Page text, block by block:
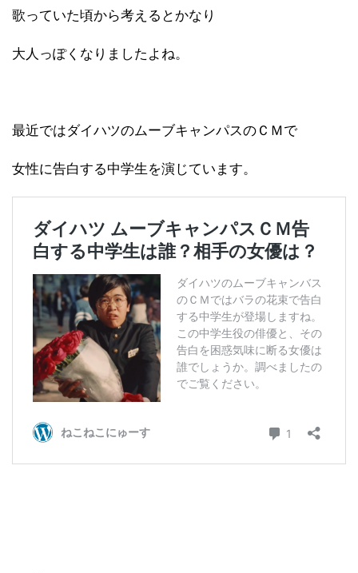
歌っていた頃から考えるとかなり
大人っぽくなりましたよね。
最近ではダイハツのムーブキャンパスのＣＭで
女性に告白する中学生を演じています。